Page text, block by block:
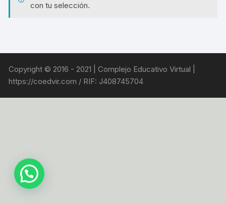
con tu selección.
Copyright © 2016 - 2021 | Complejo Educativo Virtual |
https://coedvir.com / RIF: J408745704